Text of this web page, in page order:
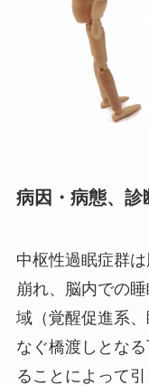
病因・病態、診
中枢性過眠症群
崩れ、脳内での
域（覚醒促進系
なぐ橋渡しとな
ることによって